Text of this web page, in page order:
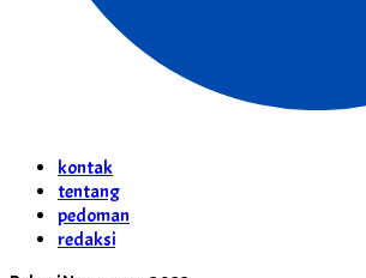
kontak
tentang
pedoman
redaksi